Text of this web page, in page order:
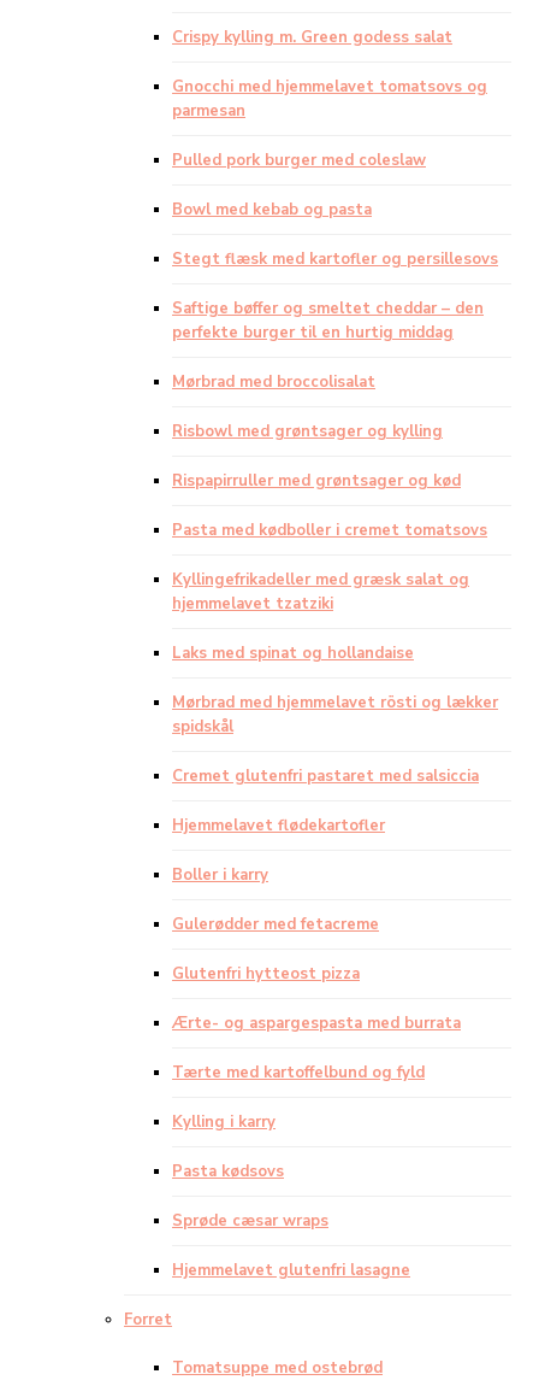
Crispy kylling m. Green godess salat
Gnocchi med hjemmelavet tomatsovs og
parmesan
Pulled pork burger med coleslaw
Bowl med kebab og pasta
Stegt flæsk med kartofler og persillesovs
Saftige bøffer og smeltet cheddar – den
perfekte burger til en hurtig middag
Mørbrad med broccolisalat
Risbowl med grøntsager og kylling
Rispapirruller med grøntsager og kød
Pasta med kødboller i cremet tomatsovs
Kyllingefrikadeller med græsk salat og
hjemmelavet tzatziki
Laks med spinat og hollandaise
Mørbrad med hjemmelavet rösti og lækker
spidskål
Cremet glutenfri pastaret med salsiccia
Hjemmelavet flødekartofler
Boller i karry
Gulerødder med fetacreme
Glutenfri hytteost pizza
Ærte- og aspargespasta med burrata
Tærte med kartoffelbund og fyld
Kylling i karry
Pasta kødsovs
Sprøde cæsar wraps
Hjemmelavet glutenfri lasagne
Forret
Tomatsuppe med ostebrød